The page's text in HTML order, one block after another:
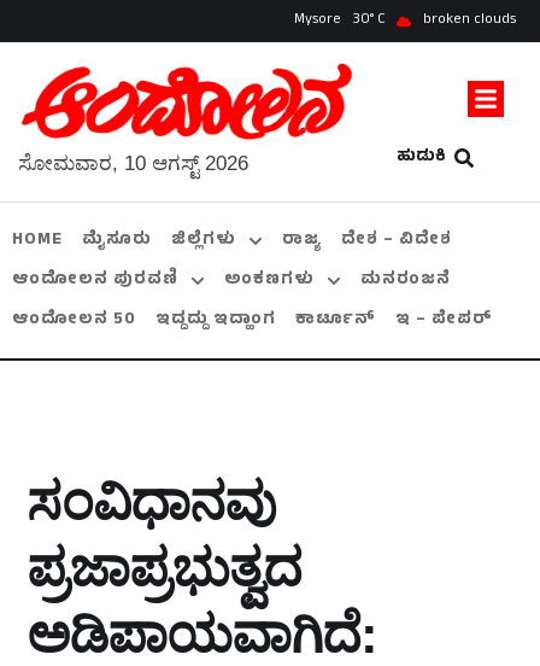
Mysore 30 broken clouds
ಹುಡುಕಿ
ಸೋಮವಾರ, 10 ಆಗಸ್ಟ್ 2026
HOME ಮೈಸೂರು ಜಿಲ್ಲೆಗಳು ರಾಜ್ಯ
ದೇಶ – ವಿದೇಶ
ಆಂದೋಲನ ಪುರವಣಿ
ಅಂಕಣಗಳು
ಮನರಂಜನೆ
ಆಂದೋಲನ 50
ಇದ್ದದ್ದು ಇದ್ಹಾಂಗ ಕಾರ್ಟೂನ್ ಇ – ಪೇಪರ್
ಸಂವಿಧಾನವು
ಪ್ರಜಾಪ್ರಭುತ್ವದ
ಅಡಿಪಾಯವಾಗಿದೆ: